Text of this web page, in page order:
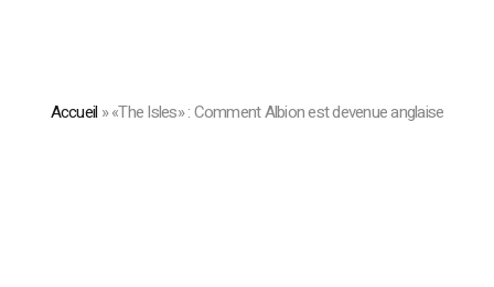
Accueil »«The Isles» : Comment Albion est devenue anglaise